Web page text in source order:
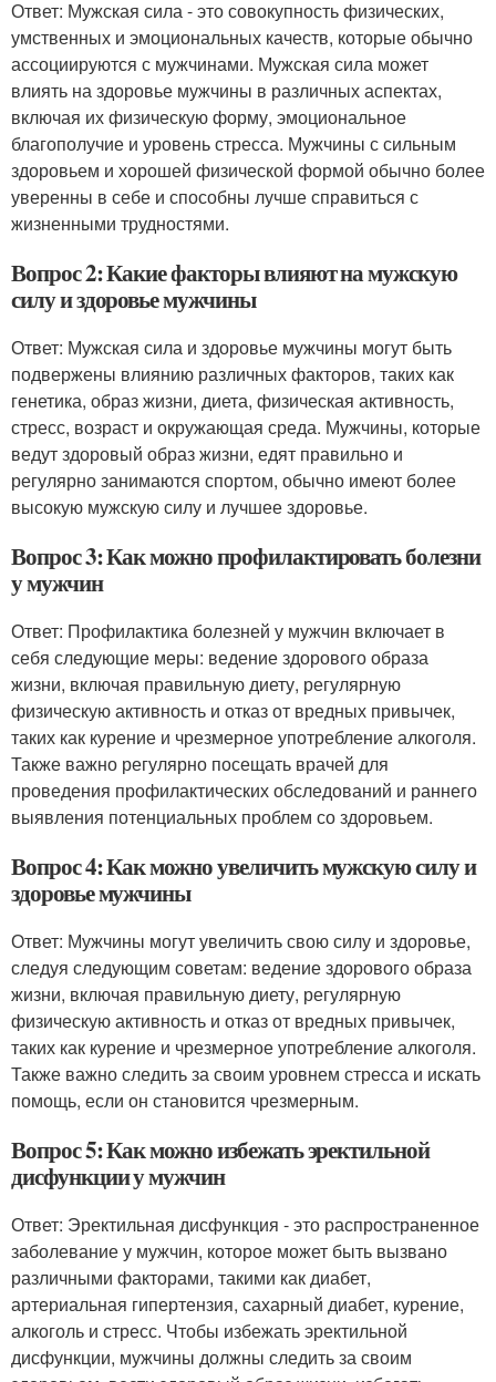
Ответ: Мужская сила - это совокупность физических,
умственных и эмоциональных качеств, которые обычно
ассоциируются с мужчинами. Мужская сила может
влиять на здоровье мужчины в различных аспектах,
включая их физическую форму, эмоциональное
благополучие и уровень стресса. Мужчины с сильным
здоровьем и хорошей физической формой обычно более
уверенны в себе и способны лучше справиться с
жизненными трудностями.
Вопрос 2: Какие факторы влияют на мужскую
силу и здоровье мужчины
Ответ: Мужская сила и здоровье мужчины могут быть
подвержены влиянию различных факторов, таких как
генетика, образ жизни, диета, физическая активность,
стресс, возраст и окружающая среда. Мужчины, которые
ведут здоровый образ жизни, едят правильно и
регулярно занимаются спортом, обычно имеют более
высокую мужскую силу и лучшее здоровье.
Вопрос 3: Как можно профилактировать болезни
у мужчин
Ответ: Профилактика болезней у мужчин включает в
себя следующие меры: ведение здорового образа
жизни, включая правильную диету, регулярную
физическую активность и отказ от вредных привычек,
таких как курение и чрезмерное употребление алкоголя.
Также важно регулярно посещать врачей для
проведения профилактических обследований и раннего
выявления потенциальных проблем со здоровьем.
Вопрос 4: Как можно увеличить мужскую силу и
здоровье мужчины
Ответ: Мужчины могут увеличить свою силу и здоровье,
следуя следующим советам: ведение здорового образа
жизни, включая правильную диету, регулярную
физическую активность и отказ от вредных привычек,
таких как курение и чрезмерное употребление алкоголя.
Также важно следить за своим уровнем стресса и искать
помощь, если он становится чрезмерным.
Вопрос 5: Как можно избежать эректильной
дисфункции у мужчин
Ответ: Эректильная дисфункция - это распространенное
заболевание у мужчин, которое может быть вызвано
различными факторами, такими как диабет,
артериальная гипертензия, сахарный диабет, курение,
алкоголь и стресс. Чтобы избежать эректильной
дисфункции, мужчины должны следить за своим